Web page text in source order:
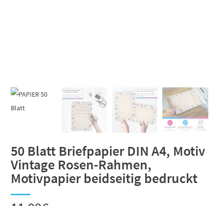
50 Blatt Briefpapier DIN A4, Motiv
Vintage Rosen-Rahmen,
Motivpapier beidseitig bedruckt